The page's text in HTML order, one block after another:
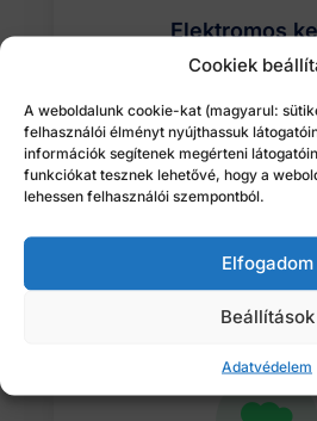
Cookiek
A weboldalunk cookie-kat (magyarul:
felhasználói élményt nyújthassuk
információk segítenek megérteni
funkciókat tesznek lehetővé, hogy a
lehessen felhasználói szempontból.
Elfogadom
Beállítások
Adatvédelem
Elektromos
